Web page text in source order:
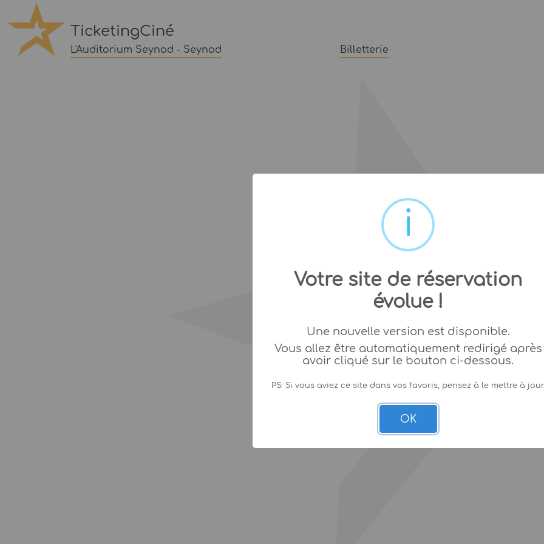
TicketingCiné
L'Auditorium Seynod - Seynod Billetterie
Votre site de réservation
évolue !
Une nouvelle version est disponible.
Vous allez être automatiquement redirigé après
avoir cliqué sur le bouton ci-dessous.
PS: Si vous aviez ce site dans vos favoris, pensez à le mettre à
OK